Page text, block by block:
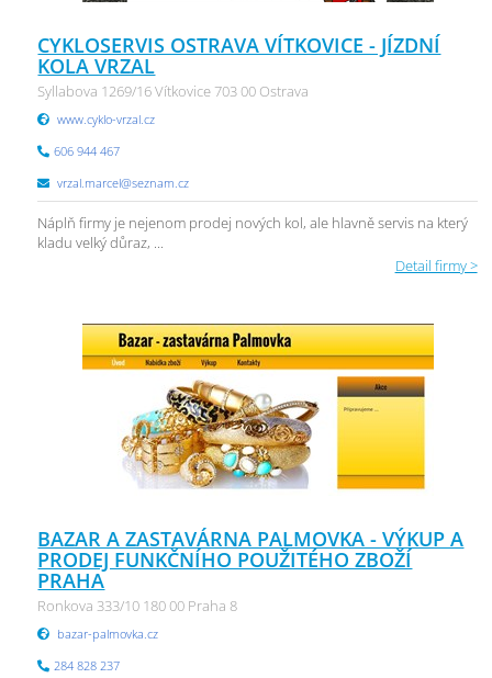
CYKLOSERVIS OSTRAVA VÍTKOVICE - JÍZDNÍ
KOLA VRZAL
Syllabova 1269/16 Vítkovice 703 00 Ostrava
www.cyklo-vrzal.cz
606 944 467
vrzal.marcel@seznam.cz
Náplň firmy je nejenom prodej nových kol, ale hlavně servis na který
kladu velký důraz, ...
Detail firmy >
BAZAR A ZASTAVÁRNA PALMOVKA - VÝKUP A
PRODEJ FUNKČNÍHO POUŽITÉHO ZBOŽÍ
PRAHA
Ronkova 333/10 180 00 Praha 8
bazar-palmovka.cz
284 828 237